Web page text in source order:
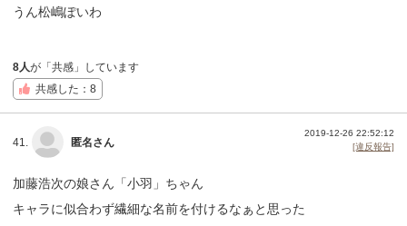
うん松嶋ぽいわ
8人が「共感」しています
共感した：8
41. 匿名さん
2019-12-26 22:52:12
[違反報告]
加藤浩次の娘さん「小羽」ちゃん
キャラに似合わず繊細な名前を付けるなぁと思った